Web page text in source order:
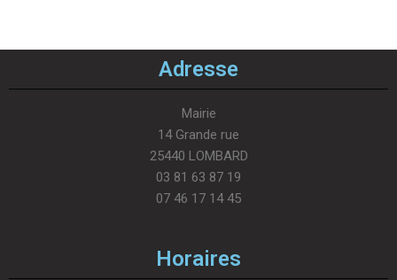
Adresse
Mairie
14 Grande rue
25440 LOMBARD
03 81 63 87 19
07 46 17 14 45
Horaires